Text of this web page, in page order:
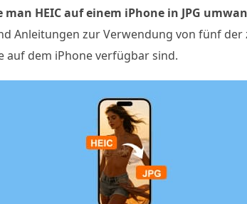
man HEIC auf einem iPhone in JPG
Anleitungen zur Verwendung von fünf der
auf dem iPhone verfügbar sind.